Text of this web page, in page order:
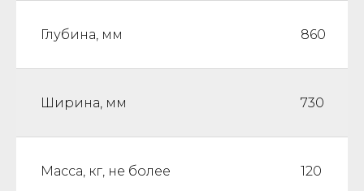
Глубина, мм 860
Ширина, мм 730
Масса, кг, не более 120